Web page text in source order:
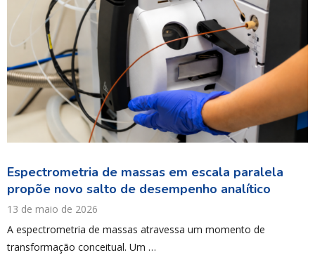
Espectrometria de massas em escala paralela
propõe novo salto de desempenho analítico
13 de maio de 2026
A espectrometria de massas atravessa um momento de
transformação conceitual. Um …